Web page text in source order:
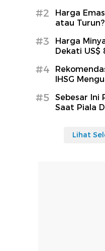
#2
Harga
atau Turun?
#3
Harga
Dekati US$
#4
IHSG
#5
Sebesar Ini
Saat Piala
Lihat